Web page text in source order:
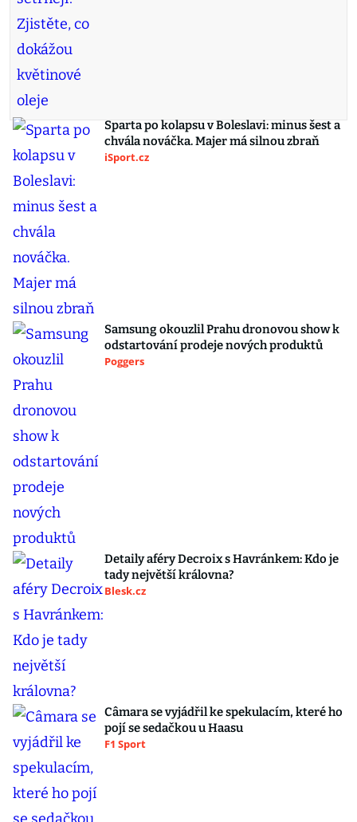
Sparta po kolapsu v Boleslavi: minus šest a
chvála nováčka. Majer má silnou zbraň
iSport.cz
Samsung okouzlil Prahu dronovou show k
odstartování prodeje nových produktů
Poggers
Detaily aféry Decroix s Havránkem: Kdo je
tady největší královna?
Blesk.cz
Câmara se vyjádřil ke spekulacím, které ho
pojí se sedačkou u Haasu
F1 Sport